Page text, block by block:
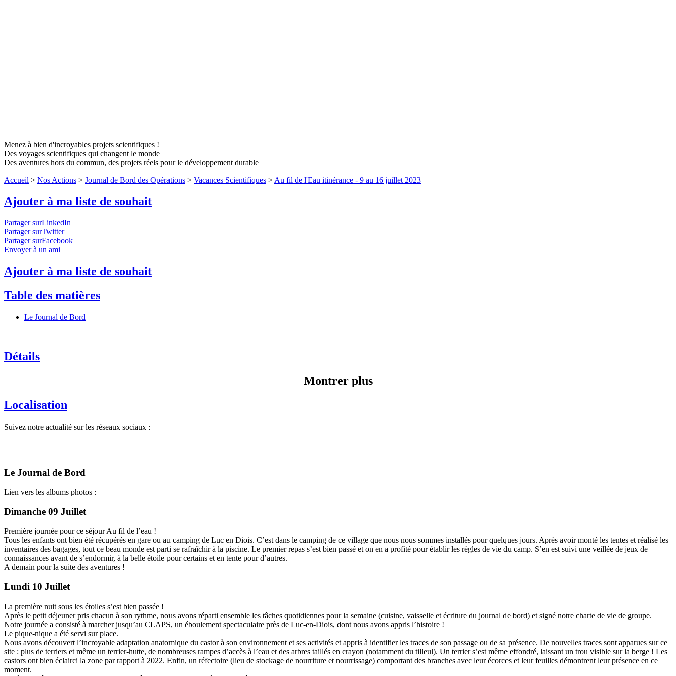
Menez à bien d'incroyables projets scientifiques !
Des voyages scientifiques qui changent le monde
Des aventures hors du commun, des projets réels pour le développement durable
Accueil > Nos Actions > Journal de Bord des Opérations > Vacances Scientifiques > Au fil de l'Eau itinérance - 9 au 16 juillet 2023
Ajouter à ma liste de souhait
Partager surLinkedIn
Partager surTwitter
Partager surFacebook
Envoyer à un ami
Ajouter à ma liste de souhait
Table des matières
Le Journal de Bord
Détails
Montrer plus
Localisation
Suivez notre actualité sur les réseaux sociaux :
Le Journal de Bord
Lien vers les albums photos :
Dimanche 09 Juillet
Première journée pour ce séjour Au fil de l’eau !
Tous les enfants ont bien été récupérés en gare ou au camping de Luc en Diois. C’est dans le camping de ce village que nous nous sommes installés pour quelques jours. Après avoir monté les tentes et réalisé les
inventaires des bagages, tout ce beau monde est parti se rafraîchir à la piscine. Le premier repas s’est bien passé et on en a profité pour établir les règles de vie du camp. S’en est suivi une veillée de jeux de
connaissances avant de s’endormir, à la belle étoile pour certains et en tente pour d’autres.
A demain pour la suite des aventures !
Lundi 10 Juillet
La première nuit sous les étoiles s’est bien passée !
Après le petit déjeuner pris chacun à son rythme, nous avons réparti ensemble les tâches quotidiennes pour la semaine (cuisine, vaisselle et écriture du journal de bord) et signé notre charte de vie de groupe.
Notre journée a consisté à marcher jusqu’au CLAPS, un éboulement spectaculaire près de Luc-en-Diois, dont nous avons appris l’histoire !
Le pique-nique a été servi sur place.
Nous avons découvert l’incroyable adaptation anatomique du castor à son environnement et ses activités et appris à identifier les traces de son passage ou de sa présence. De nouvelles traces sont apparues sur ce
site : plus de terriers et même un terrier-hutte, de nombreuses rampes d’accès à l’eau et des arbres taillés en crayon (notamment du tilleul). Un terrier s’est même effondré, laissant un trou visible sur la berge ! Les
castors ont bien éclairci la zone par rapport à 2022. Enfin, un réfectoire (lieu de stockage de nourriture et nourrissage) comportant des branches avec leur écorces et leur feuilles démontrent leur présence en ce
moment.